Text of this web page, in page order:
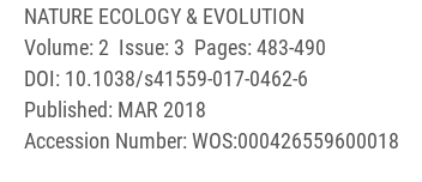
NATURE ECOLOGY & EVOLUTION
Volume: 2 Issue: 3 Pages: 483-490
DOI: 10.1038/s41559-017-0462-6
Published: MAR 2018
Accession Number: WOS:000426559600018